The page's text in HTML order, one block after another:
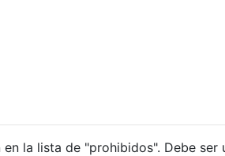
la lista de "prohibidos". Debe ser